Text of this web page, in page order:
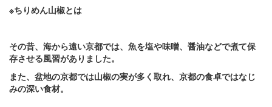
※ちりめん山椒とは
その昔、海から遠い京都では、魚を塩や味噌、醤油などで煮て保
存させる風習がありました。
また、盆地の京都では山椒の実が多く取れ、京都の食卓ではなじ
みの深い食材。